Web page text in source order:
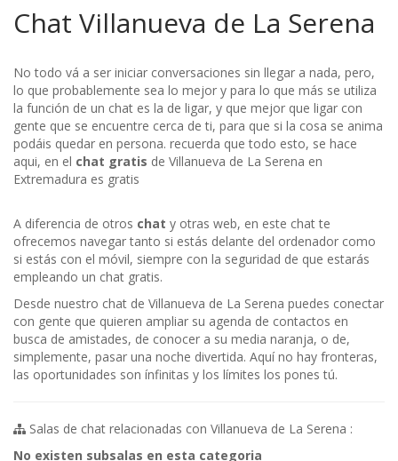
Chat Villanueva de La Serena
No todo vá a ser iniciar conversaciones sin llegar a nada, pero,
lo que probablemente sea lo mejor y para lo que más se utiliza
la función de un chat es la de ligar, y que mejor que ligar con
gente que se encuentre cerca de ti, para que si la cosa se anima
podáis quedar en persona. recuerda que todo esto, se hace
aqui, en el chat gratis de Villanueva de La Serena en
Extremadura es gratis
A diferencia de otros chat y otras web, en este chat te
ofrecemos navegar tanto si estás delante del ordenador como
si estás con el móvil, siempre con la seguridad de que estarás
empleando un chat gratis.
Desde nuestro chat de Villanueva de La Serena puedes conectar
con gente que quieren ampliar su agenda de contactos en
busca de amistades, de conocer a su media naranja, o de,
simplemente, pasar una noche divertida. Aquí no hay fronteras,
las oportunidades son ínfinitas y los límites los pones tú.
Salas de chat relacionadas con Villanueva de La Serena :
No existen subsalas en esta categoria